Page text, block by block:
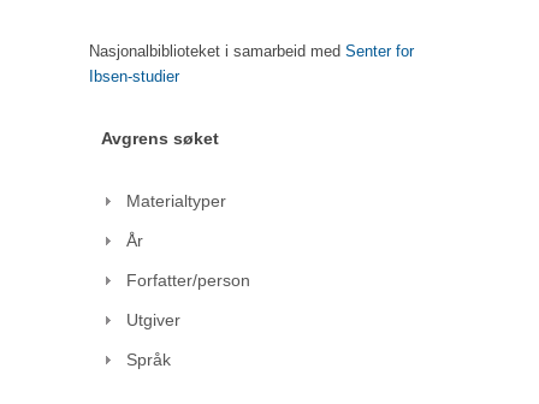
Nasjonalbiblioteket i samarbeid med Senter for
Ibsen-studier
Avgrens søket
Materialtyper
År
Forfatter/person
Utgiver
Språk